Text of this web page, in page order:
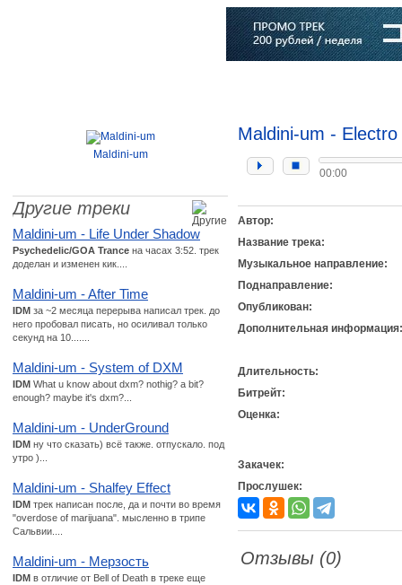
Maldini-um
Другие треки
Maldini-um - Life Under Shadow
Psychedelic/GOA Trance на часах 3:52. трек
доделан и изменен кик....
Maldini-um - After Time
IDM за ~2 месяца перерыва написал трек. до
него пробовал писать, но осиливал только
секунд на 10.......
Maldini-um - System of DXM
IDM What u know about dxm? nothig? a bit?
enough? maybe it's dxm?...
Maldini-um - UnderGround
IDM ну что сказать) всё также. отпускало. под
утро )...
Maldini-um - Shalfey Effect
IDM трек написан после, да и почти во время
"overdose of marijuana". мысленно в трипе
Сальвии....
Maldini-um - Мерзость
IDM в отличие от Bell of Death в треке еще
Maldini-um -
00:00
Автор:
Название трека:
Музыкальное направление:
Поднаправление:
Опубликован:
Дополнительная информация:
Длительность:
Битрейт:
Оценка:
Закачек:
Прослушек:
Отзывы (0)